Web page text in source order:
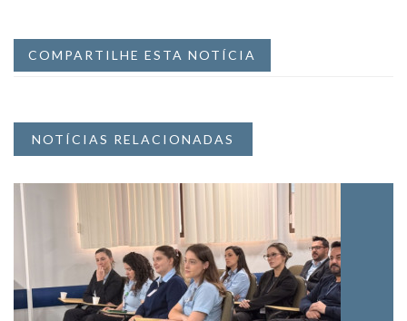
COMPARTILHE ESTA NOTÍCIA
NOTÍCIAS RELACIONADAS